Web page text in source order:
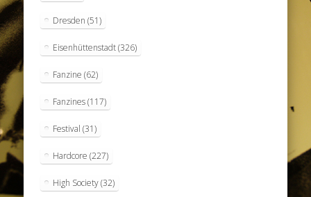
Dresden (51)
Eisenhüttenstadt(326)
Fanzine (62)
Fanzines(117)
Festival (31)
Hardcore (227)
High Society(32)